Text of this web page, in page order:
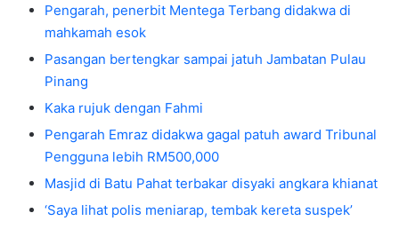
Pengarah, penerbit Mentega Terbang didakwa di
mahkamah esok
Pasangan bertengkar sampai jatuh Jambatan Pulau
Pinang
Kaka rujuk dengan Fahmi
Pengarah Emraz didakwa gagal patuh award Tribunal
Pengguna lebih RM500,000
Masjid di Batu Pahat terbakar disyaki angkara khianat
‘Saya lihat polis meniarap, tembak kereta suspek’